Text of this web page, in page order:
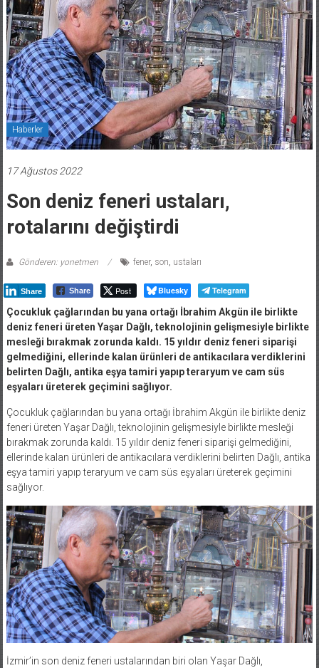
Haberler
17 Ağustos 2022
Son deniz feneri ustaları,
rotalarını değiştirdi
Gönderen: yonetmen fener, son ustaları
Share Share Post Bluesky Telegram
Çocukluk çağlarından bu yana ortağı İbrahim Akgün ile birlikte
deniz feneri üreten Yaşar Dağlı, teknolojinin gelişmesiyle birlikte
mesleği bırakmak zorunda kaldı. 15 yıldır deniz feneri siparişi
gelmediğini, ellerinde kalan ürünleri de antikacılara verdiklerini
belirten Dağlı, antika eşya tamiri yapıp teraryum ve cam süs
eşyaları üreterek geçimini sağlıyor.
Çocukluk çağlarından bu yana ortağı İbrahim Akgün ile birlikte deniz
feneri üreten Yaşar Dağlı, teknolojinin gelişmesiyle birlikte mesleği
bırakmak zorunda kaldı. 15 yıldır deniz feneri siparişi gelmediğini,
ellerinde kalan ürünleri de antikacılara verdiklerini belirten Dağlı, antika
eşya tamiri yapıp teraryum ve cam süs eşyaları üreterek geçimini
sağlıyor.
İzmir’in son deniz feneri ustalarından biri olan Yaşar Dağlı,